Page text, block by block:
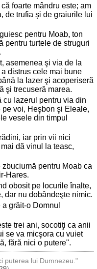
foarte mândru este; am
de trufia şi de graiurile lui
pentru Moab, ton
pentru turtele de struguri
asemenea şi via de la
distrus cele mai bune
la Iazer şi acoperiseră
şi trecuseră marea.
cu Iazerul pentru via din
voi, Heşbon şi Eleale,
vesele din timpul
iar prin vii nici
dă vinul la teasc,
pentru Moab ca
Hares.
obosit pe locurile înalte,
dar nu dobândeşte nimic.
grăit-o Domnul
trei ani, socotiţi ca anii
se va micşora cu vuiet
fără nici o putere".
puterea lui Dumnezeu."